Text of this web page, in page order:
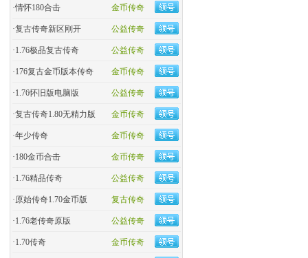
金币传奇
·情怀180合击
公益传奇
·复古传奇新区刚开
公益传奇
·1.76极品复古传奇
金币传奇
·176复古金币版本传奇
公益传奇
·1.76怀旧版电脑版
金币传奇
·复古传奇1.80无精力版
金币传奇
·年少传奇
金币传奇
·180金币合击
公益传奇
·​1.76精品传奇
复古传奇
·原始传奇1.70金币版
公益传奇
·1.76老传奇原版
金币传奇
·1.70传奇